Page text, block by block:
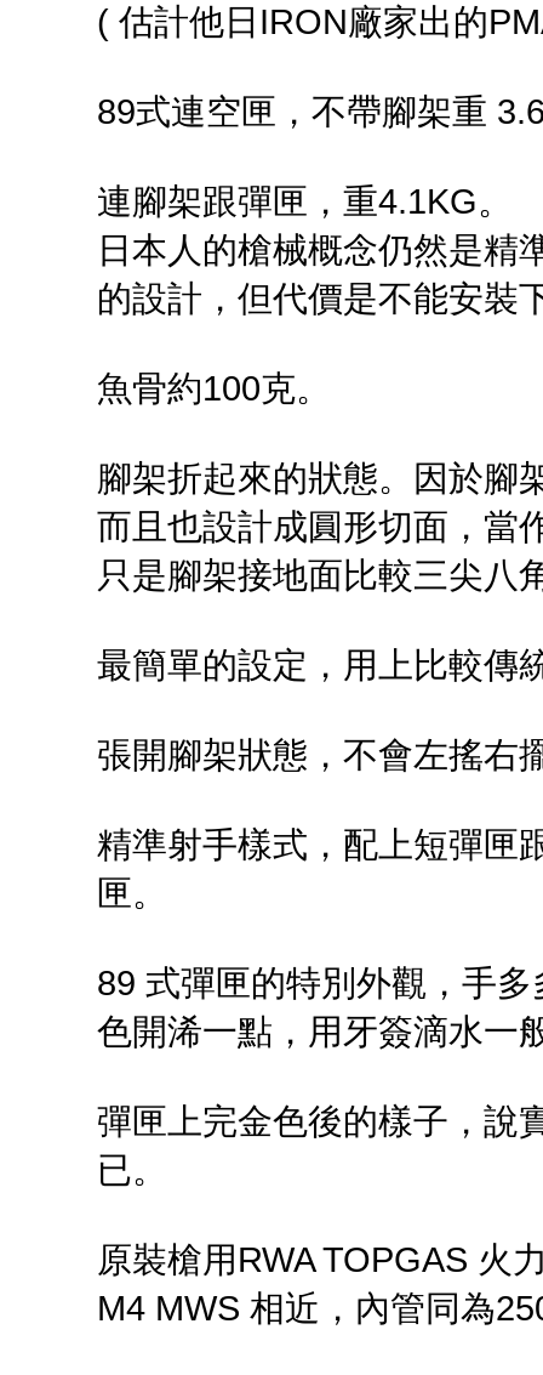
( 估計他日IRON廠家出的
89式連空匣，不帶腳架重
連腳架跟彈匣，重4.1KG。
日本人的槍械概念仍然是精
的設計，但代價是不能安裝
魚骨約100克。
腳架折起來的狀態。因於腳
而且也設計成圓形切面，當
只是腳架接地面比較三尖八
最簡單的設定，用上比較傳
張開腳架狀態，不會左搖右
精準射手樣式，配上短彈匣
匣。
89 式彈匣的特別外觀，手
色開浠一點，用牙簽滴水一
彈匣上完金色後的樣子，說
已。
原裝槍用RWA TOPGAS 火
M4 MWS 相近，內管同為